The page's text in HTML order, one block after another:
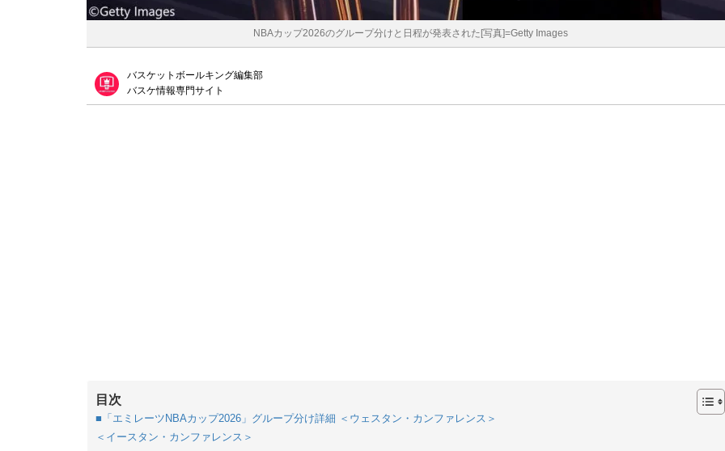
NBAカップ2026のグループ分けと日程が発表された[写真]=Getty Images
バスケットボールキング編集部
バスケ情報専門サイト
目次
■「エミレーツNBAカップ2026」グループ分け詳細 ＜ウェスタン・カンファレンス＞
＜イースタン・カンファレンス＞